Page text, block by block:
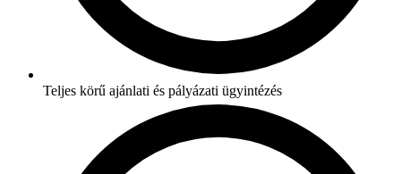
Teljes körű ajánlati és pályázati ügyintézés